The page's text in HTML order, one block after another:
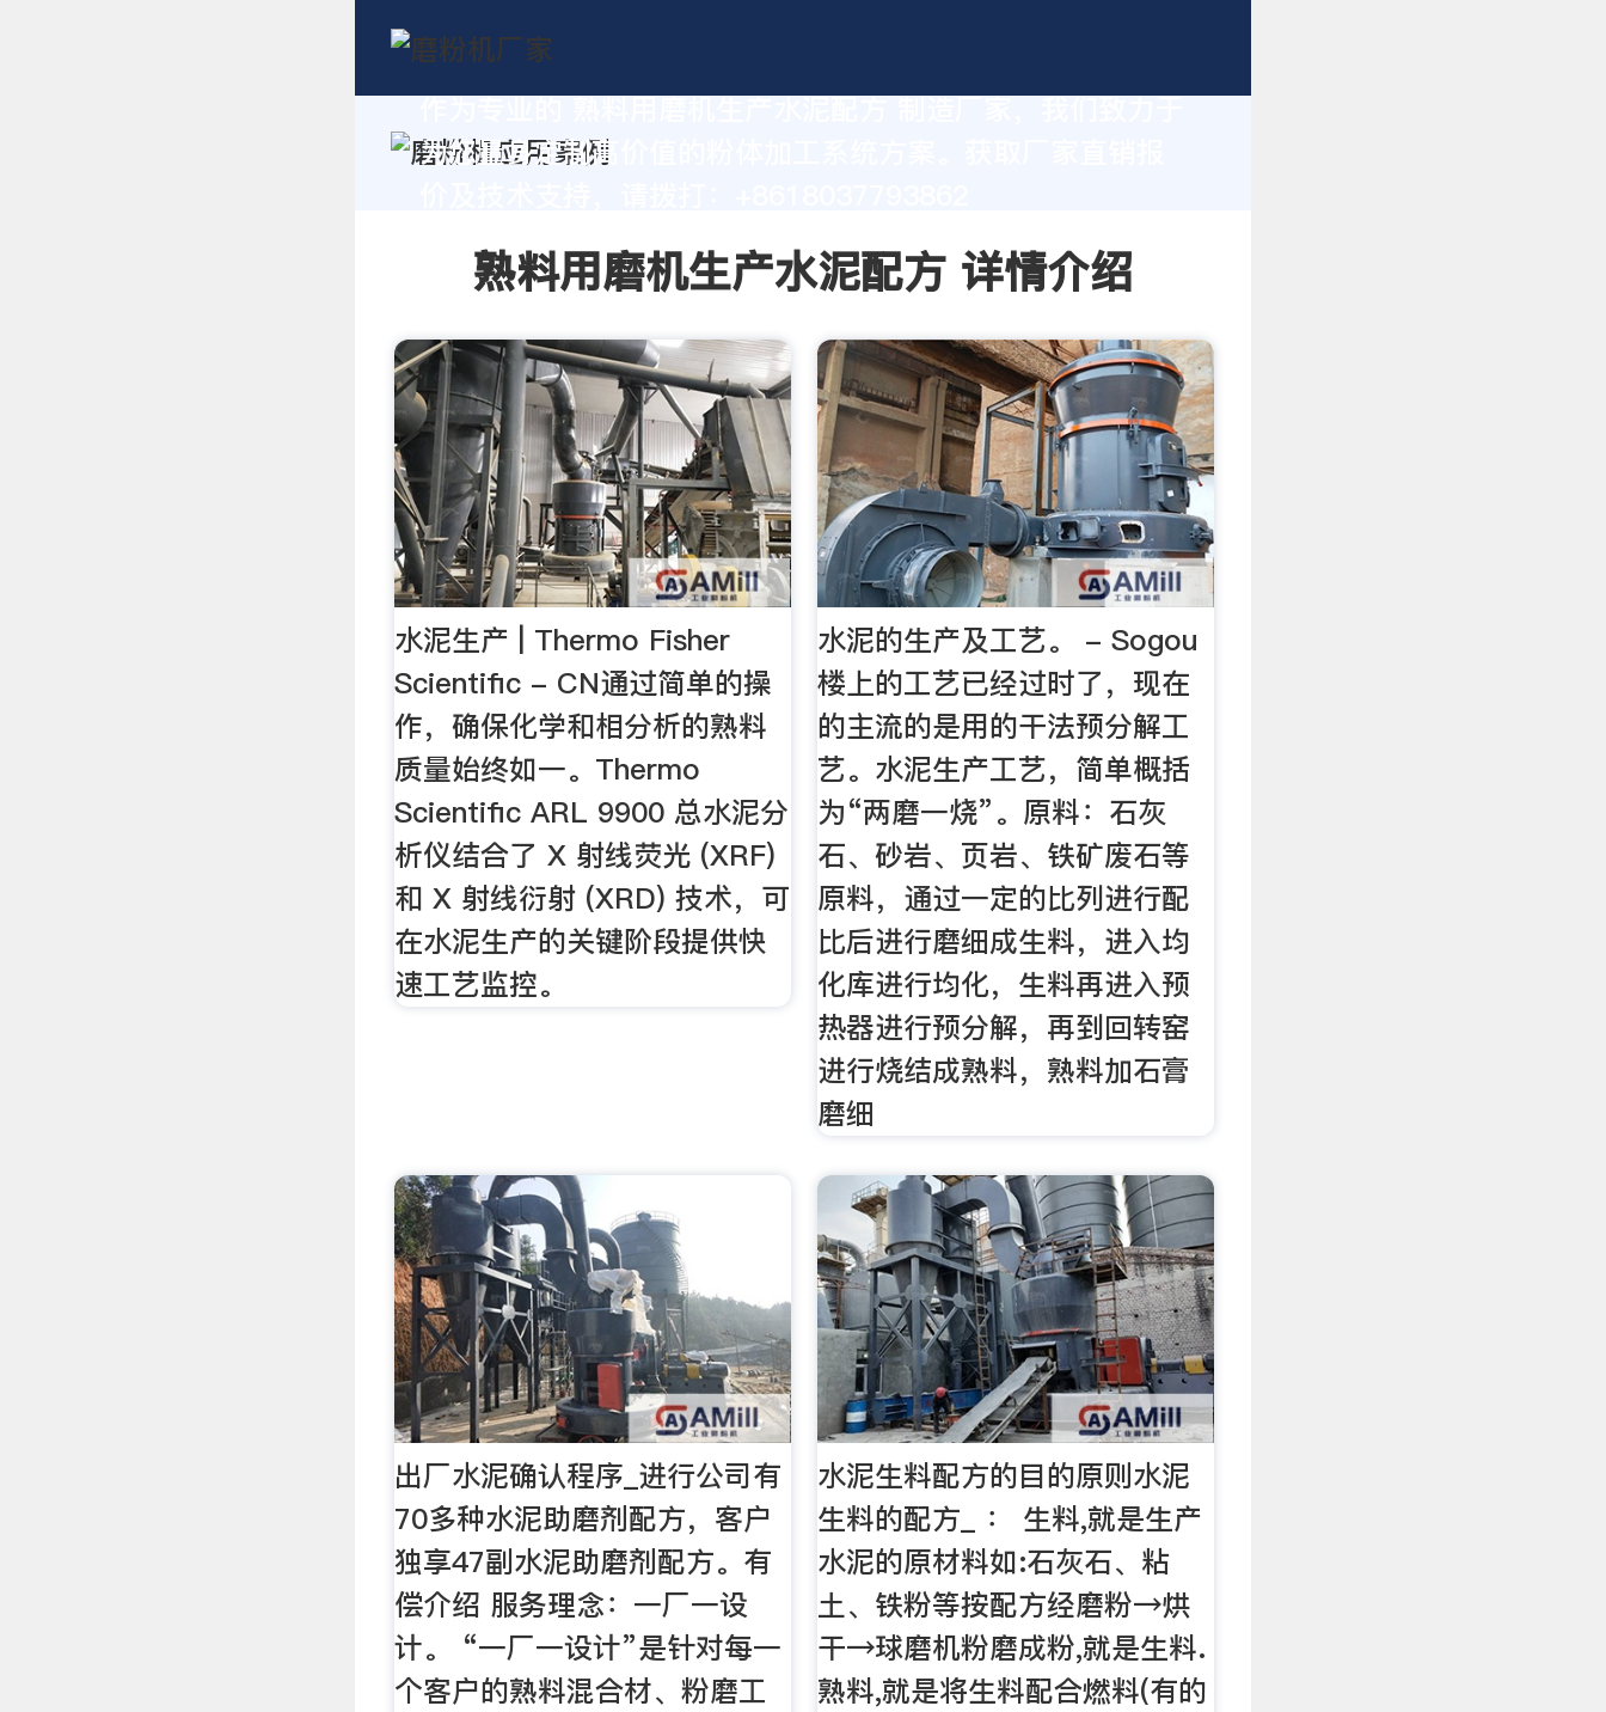
为您量身定制高价值的粉体加工系统方案。获取厂家直销报
熟料用磨机生产水泥配方 详情介绍
水泥生产 | Thermo Fisher
Scientific - CN通过简单的操
作，确保化学和相分析的熟料
质量始终如一。Thermo
Scientific ARL 9900 总水泥分
析仪结合了 X 射线荧光 (XRF)
和 X 射线衍射 (XRD) 技术，可
在水泥生产的关键阶段提供快
速工艺监控。
水泥的生产及工艺。 - Sogou
楼上的工艺已经过时了，现在
的主流的是用的干法预分解工
艺。水泥生产工艺，简单概括
为“两磨一烧”。原料：石灰
石、砂岩、页岩、铁矿废石等
原料，通过一定的比列进行配
比后进行磨细成生料，进入均
化库进行均化，生料再进入预
热器进行预分解，再到回转窑
进行烧结成熟料，熟料加石膏
磨细
出厂水泥确认程序_进行公司有
70多种水泥助磨剂配方，客户
独享47副水泥助磨剂配方。有
偿介绍 服务理念：一厂一设
计。 “一厂一设计”是针对每一
个客户的熟料混合材、粉磨工
水泥生料配方的目的原则水泥
生料的配方_ ： 生料,就是生产
水泥的原材料如:石灰石、粘
土、铁粉等按配方经磨粉→烘
干→球磨机粉磨成粉,就是生料.
熟料,就是将生料配合燃料(有的